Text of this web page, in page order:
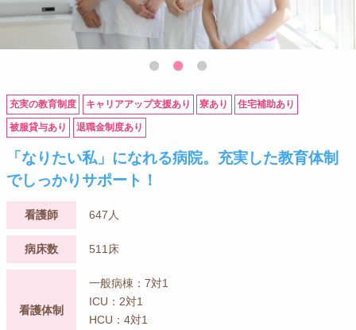
充実の教育制度 キャリアアップ支援あり 寮あり 住宅補助あり
被服貸与あり 退職金制度あり
「なりたい私」になれる病院。充実した教育体制
でしっかりサポート！
看護師 647人
病床数 511床
看護体制
一般病棟：7対1
ICU：2対1
HCU：4対1